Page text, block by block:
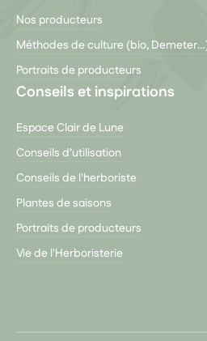
Nos producteurs
Méthodes de culture (bio,
Portraits de producteurs
Conseils et inspirations
Espace Clair de Lune
Conseils d’utilisation
Conseils de l'herboriste
Plantes de saisons
Portraits de producteurs
Vie de l'Herboristerie